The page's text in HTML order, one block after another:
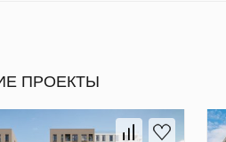
ПРОЕКТЫ